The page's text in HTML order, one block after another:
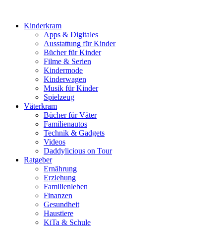
Kinderkram
Apps & Digitales
Ausstattung für Kinder
Bücher für Kinder
Filme & Serien
Kindermode
Kinderwagen
Musik für Kinder
Spielzeug
Väterkram
Bücher für Väter
Familienautos
Technik & Gadgets
Videos
Daddylicious on Tour
Ratgeber
Ernährung
Erziehung
Familienleben
Finanzen
Gesundheit
Haustiere
KiTa & Schule